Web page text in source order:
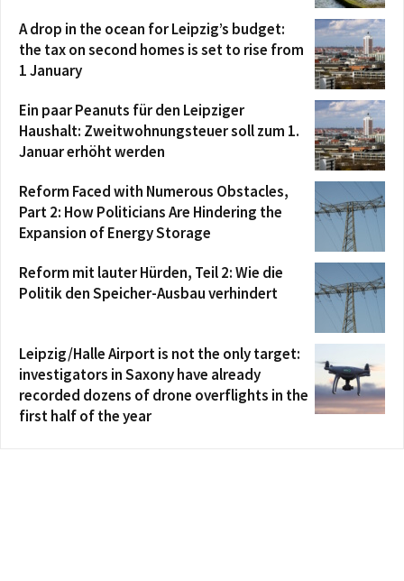
A drop in the ocean for Leipzig’s budget:
the tax on second homes is set to rise from
1 January
Ein paar Peanuts für den Leipziger
Haushalt: Zweitwohnungsteuer soll zum 1.
Januar erhöht werden
Reform Faced with Numerous Obstacles,
Part 2: How Politicians Are Hindering the
Expansion of Energy Storage
Reform mit lauter Hürden, Teil 2: Wie die
Politik den Speicher-Ausbau verhindert
Leipzig/Halle Airport is not the only target:
investigators in Saxony have already
recorded dozens of drone overflights in the
first half of the year